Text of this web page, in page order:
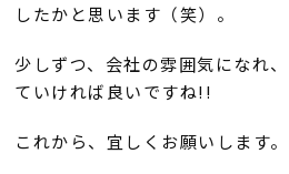
したかと思います（笑）。
少しずつ、会社の雰囲気になれ
ていければ良いですね!!
これから、宜しくお願いします。